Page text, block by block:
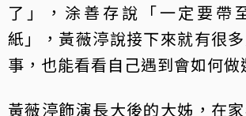
了」，涂善存說「一定要帶
紙」，黃薇渟說接下來就有很
事，也能看看自己遇到會如何做
黃薇渟飾演長大後的大姊，在